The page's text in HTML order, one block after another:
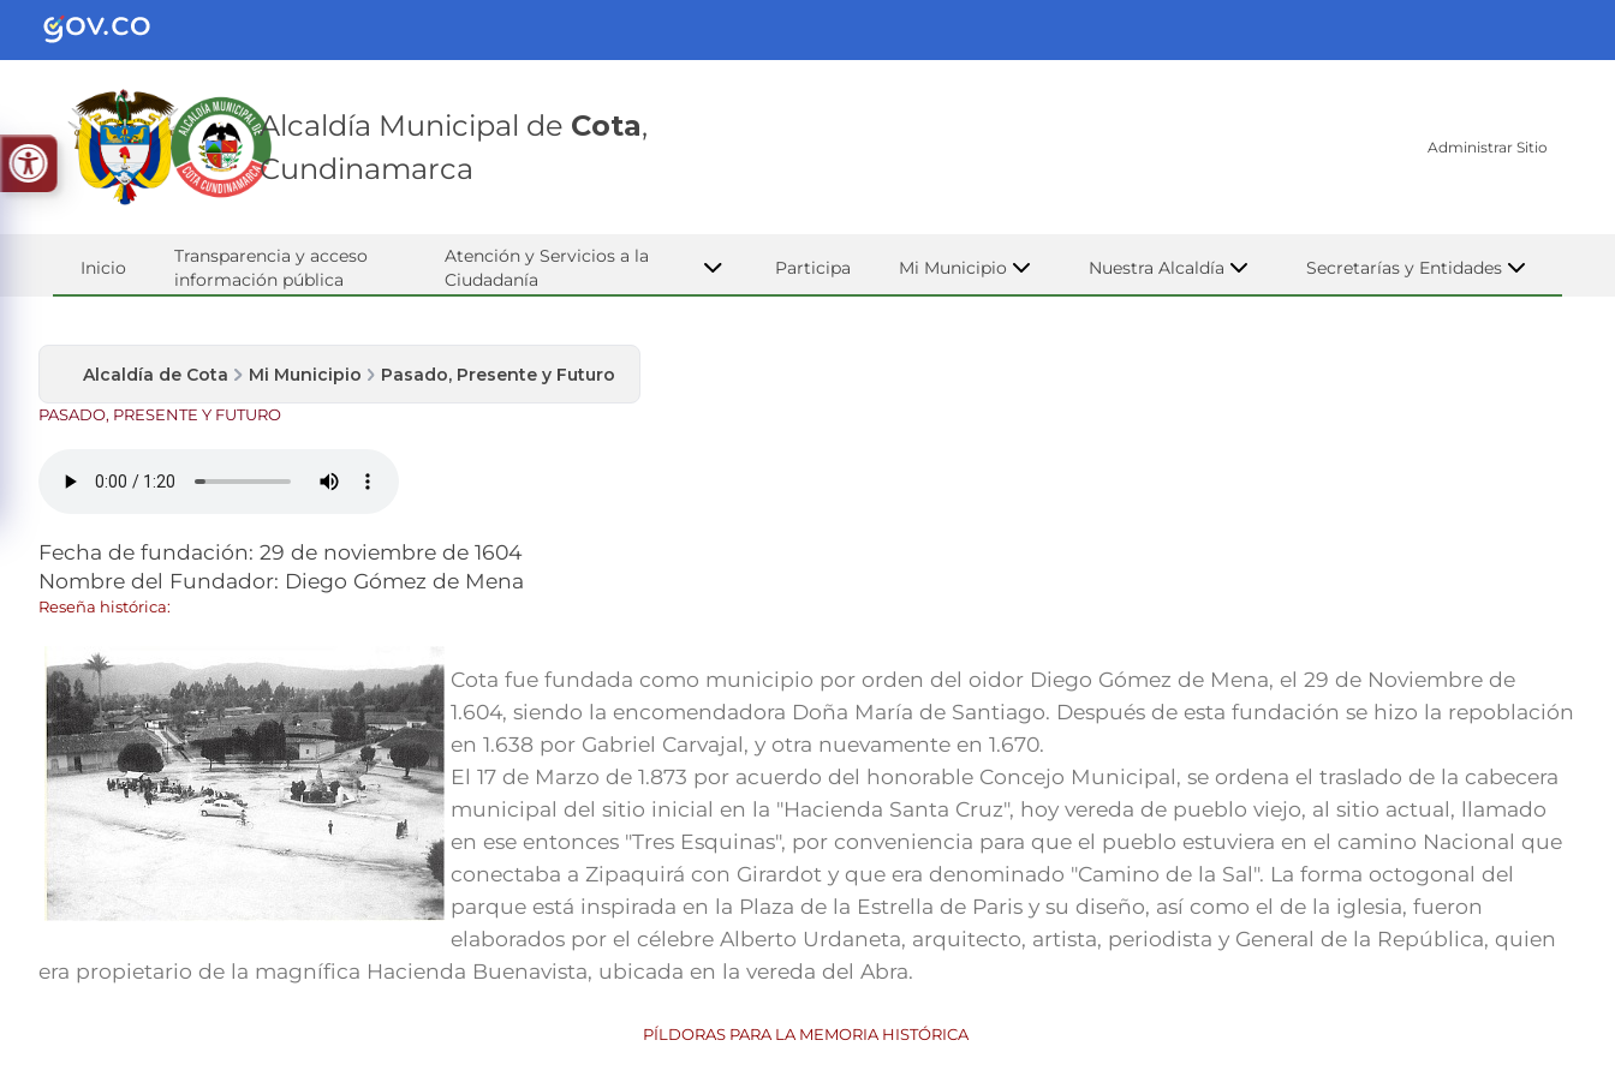
Alcaldía Municipal de Cota,
Cundinamarca
Administrar Sitio
Inicio
Transparencia y acceso
información pública
Atención y Servicios a la
Ciudadanía
Participa Mi Municipio Nuestra Alcaldía Secretarías y Entidades
Alcaldía de Cota Mi Municipio Pasado, Presente y Futuro
​PASADO,​ PRESENTE Y FUTURO
​Fecha de fundación: 29 de noviembre de 1604
Nombre del Fundador: Diego Gómez de Mena​​
Reseña histórica:
Cota fue fundada como municipio por orden del oidor Diego Gómez de Mena, el 29 de Noviembre de
1.604, siendo la encomendadora Doña María de Santiago. Después de esta fundación se hizo la repoblación
en 1.638 por Gabriel Carvajal, y otra nuevamente en 1.670.
​El 17 de Marzo de 1.873 por acuerdo del honorable Concejo Municipal, se ordena el traslado de la cabecera
municipal del sitio inicial en la "Hacienda Santa Cruz", hoy vereda de p​​ueblo viejo, al sitio actual, llamado
en ese entonces "Tres Esquinas", por conveniencia para que el pueblo estuviera en el camino Nacional que
conectaba a Zipaquirá con Girardot y que era denominado "Camino de la Sal". La forma octogonal del
parque está inspirada en la Plaza de la Estrella de Paris y su diseño, así como el de la iglesia, fueron
elaborados por el célebre Alberto Urdaneta, arquitecto, artista, periodista y General de la República, quien
era propietario de la magnífica Hacienda Buenavista, ubicada en la vereda del Abra.​
PÍLDORAS PARA LA MEMORIA HISTÓRICA